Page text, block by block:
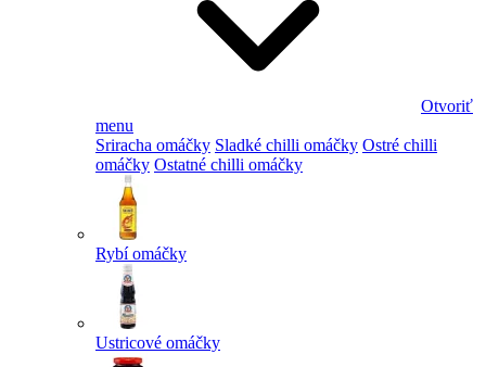
Otvoriť
menu
Sriracha omáčky Sladké chilli omáčky Ostré chilli
omáčky Ostatné chilli omáčky
Rybí omáčky
Ustricové omáčky